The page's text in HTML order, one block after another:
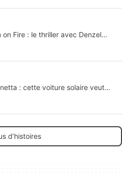
Fire : le thriller avec Denzel
: cette voiture solaire veut
qu’elle n’en consomme
d’histoires